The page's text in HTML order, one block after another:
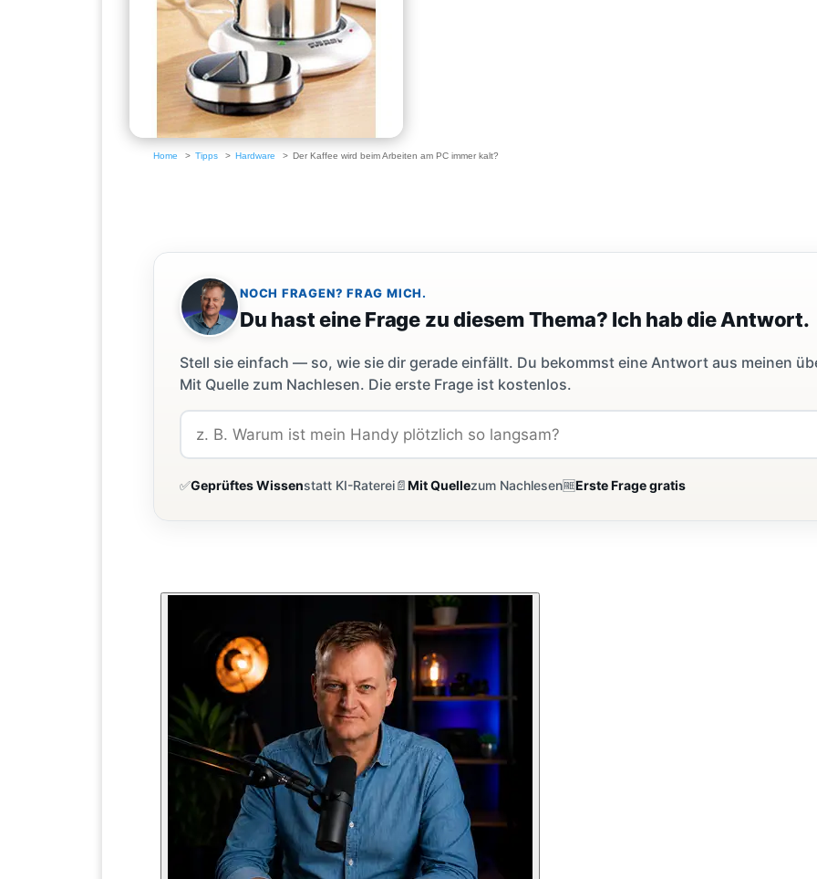
Home Tipps Hardware Der Kaffee wird beim Arbeiten am PC immer kalt?
NOCH FRAGEN? FRAG MICH.
Du hast eine Frage zu diesem Thema? Ich hab die Antwort.
Stell sie einfach — so, wie sie dir gerade einfällt. Du bekommst eine Antwort aus meinen
Mit Quelle zum Nachlesen. Die erste Frage ist kostenlos.
✅Geprüftes Wissenstatt KI-Raterei📄Mit Quellezum Nachlesen🆓Erste Frage gratis